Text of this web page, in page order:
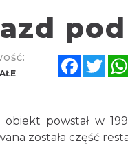
Facebook
obiekt powstał w
została część